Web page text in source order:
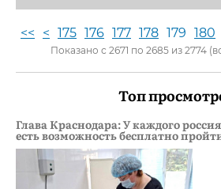
<< < 175 176 177 178 179 180
Показано с 2671 по 2685 из 2774
Топ
Глава Краснодара: У каждого
есть возможность бесплатно